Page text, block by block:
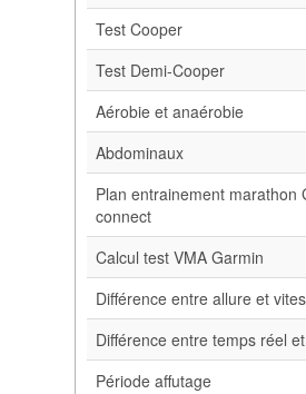
Test Cooper
Test Demi-Cooper
Aérobie et anaérobie
Abdominaux
Plan entrainement marathon
connect
Calcul test VMA Garmin
Différence entre allure et
Différence entre temps réel
Période affutage